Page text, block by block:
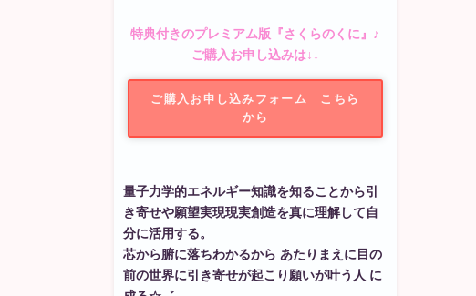
特典付きのプレミアム版『さくらのくに』♪
ご購入お申し込みは↓↓
ご購入お申し込みフォーム こちら
から
量子力学的エネルギー知識を知ることから引
き寄せや願望実現現実創造を真に理解して自
分に活用する。
芯から腑に落ちわかるから あたりまえに目の
前の世界に引き寄せが起こり願いが叶う人 に